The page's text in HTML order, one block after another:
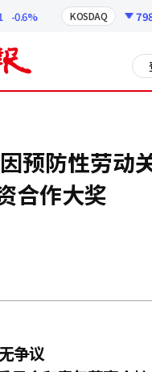
-0.6% KOSDAQ
预防性劳动
合作大奖
争议